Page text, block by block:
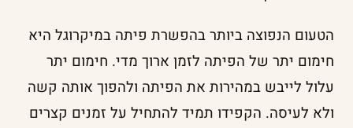
הטעום הנפוצה ביותר בהפשרת פיתה במיקרוגל היא
חימום יתר של הפיתה לזמן ארוך מדי. חימום יתר
עלול לייבש במהירות את הפיתה ולהפוך אותה קשה
ולא לעיסה. הקפידו תמיד להתחיל על זמנים קצרים